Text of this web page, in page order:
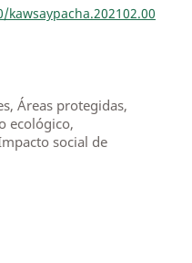
Áreas protegidas,
ecológico,
social de